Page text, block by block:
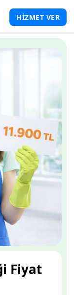
HİZMET VER
Fiyat